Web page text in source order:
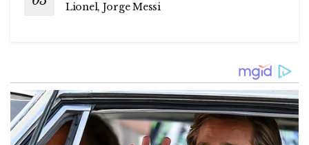
Lionel, Jorge Messi